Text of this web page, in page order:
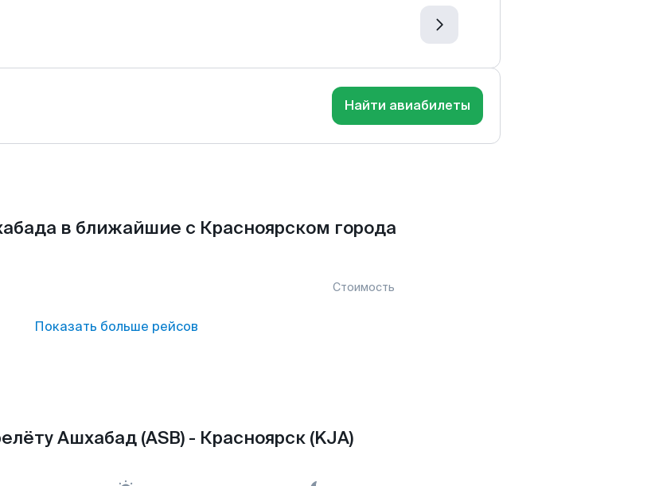
Найти авиабилеты
в ближайшие с Красноярском города
Стоимость
Показать больше рейсов
Ашхабад (ASB) - Красноярск (KJA)